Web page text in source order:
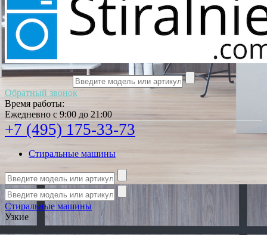
Обратный звонок
Время работы:
Ежедневно с 9:00 до 21:00
+7 (495) 175-33-73
Стиральные машины
Стиральные машины
Узкие